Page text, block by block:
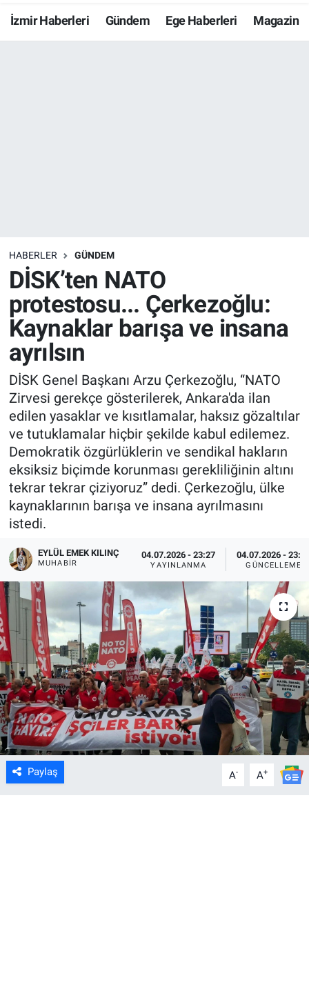
İzmir Haberleri Gündem Ege Haberleri Magazin
HABERLER GÜNDEM
DİSK’ten NATO
protestosu... Çerkezoğlu:
Kaynaklar barışa ve insana
ayrılsın
DİSK Genel Başkanı Arzu Çerkezoğlu, “NATO
Zirvesi gerekçe gösterilerek, Ankara'da ilan
edilen yasaklar ve kısıtlamalar, haksız gözaltılar
ve tutuklamalar hiçbir şekilde kabul edilemez.
Demokratik özgürlüklerin ve sendikal hakların
eksiksiz biçimde korunması gerekliliğinin altını
tekrar tekrar çiziyoruz” dedi. Çerkezoğlu, ülke
kaynaklarının barışa ve insana ayrılmasını
istedi.
EYLÜL EMEK KILINÇ
MUHABIR
04.07.2026 - 23:27
YAYINLANMA
04.07.2026 -
GÜNCELLEME
Paylaş A- A+
Resmi İlanlar